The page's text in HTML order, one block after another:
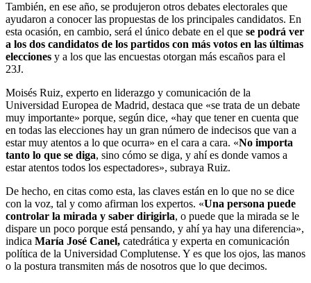
También, en ese año, se produjeron otros debates electorales que
ayudaron a conocer las propuestas de los principales candidatos. En
esta ocasión, en cambio, será el único debate en el que se podrá ver
a los dos candidatos de los partidos con más votos en las últimas
elecciones y a los que las encuestas otorgan más escaños para el
23J.
Moisés Ruiz, experto en liderazgo y comunicación de la
Universidad Europea de Madrid, destaca que «se trata de un debate
muy importante» porque, según dice, «hay que tener en cuenta que
en todas las elecciones hay un gran número de indecisos que van a
estar muy atentos a lo que ocurra» en el cara a cara. «No importa
tanto lo que se diga, sino cómo se diga, y ahí es donde vamos a
estar atentos todos los espectadores», subraya Ruiz.
De hecho, en citas como esta, las claves están en lo que no se dice
con la voz, tal y como afirman los expertos. «Una persona puede
controlar la mirada y saber dirigirla, o puede que la mirada se le
dispare un poco porque está pensando, y ahí ya hay una diferencia»,
indica María José Canel, catedrática y experta en comunicación
política de la Universidad Complutense. Y es que los ojos, las manos
o la postura transmiten más de nosotros que lo que decimos.